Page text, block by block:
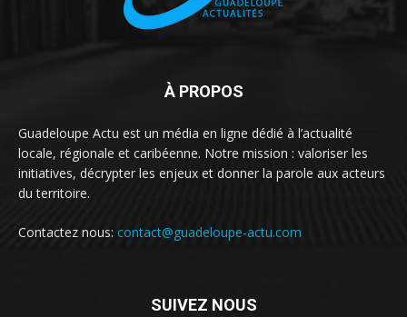
À PROPOS
Guadeloupe Actu est un média en ligne dédié à l’actualité
locale, régionale et caribéenne. Notre mission : valoriser les
initiatives, décrypter les enjeux et donner la parole aux acteurs
du territoire.
Contactez nous: contact@guadeloupe-actu.com
SUIVEZ NOUS